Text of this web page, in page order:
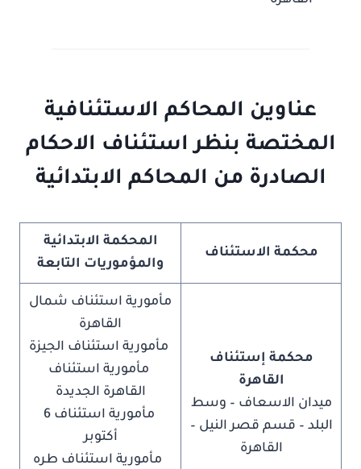
عناوين المحاكم الاستئنافية
المختصة بنظر استئناف الاحكام
الصادرة من المحاكم الابتدائية
محكمة الاستئناف
المحكمة الابتدائية
والمؤموريات التابعة
محكمة إستئناف
القاهرة
ميدان الاسعاف – وسط
البلد – قسم قصر النيل –
القاهرة
مأمورية استئناف شمال
القاهرة
مأمورية استئناف الجيزة
مأمورية استئناف
القاهرة الجديدة
مأمورية استئناف 6
أكتوبر
مأمورية استئناف طره